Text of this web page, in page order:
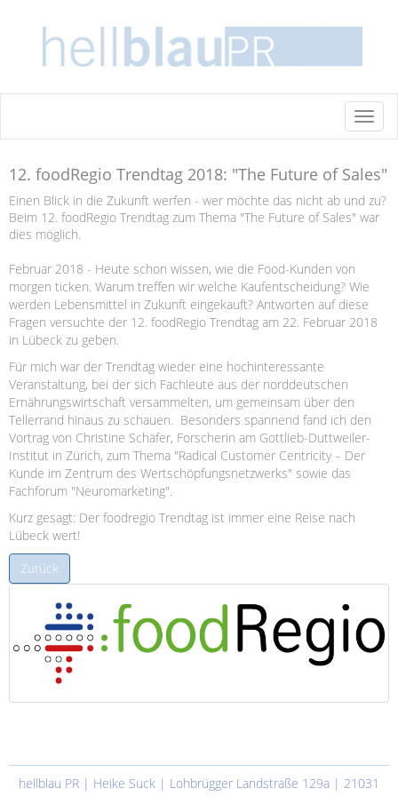
Toggle
12. foodRegio Trendtag 2018: "The Future of Sales"
Einen Blick in die Zukunft werfen - wer möchte das nicht ab und zu?
Beim 12. foodRegio Trendtag zum Thema "The Future of Sales" war
dies möglich.
Februar 2018 - Heute schon wissen, wie die Food-Kunden von
morgen ticken. Warum treffen wir welche Kaufentscheidung? Wie
werden Lebensmittel in Zukunft eingekauft? Antworten auf diese
Fragen versuchte der 12. foodRegio Trendtag am 22. Februar 2018
in Lübeck zu geben.
Für mich war der Trendtag wieder eine hochinteressante
Veranstaltung, bei der sich Fachleute aus der norddeutschen
Ernährungswirtschaft versammelten, um gemeinsam über den
Tellerrand hinaus zu schauen. Besonders spannend fand ich den
Vortrag von Christine Schäfer, Forscherin am Gottlieb-Duttweiler-
Institut in Zürich, zum Thema "Radical Customer Centricity – Der
Kunde im Zentrum des Wertschöpfungsnetzwerks" sowie das
Fachforum "Neuromarketing".
Kurz gesagt: Der foodregio Trendtag ist immer eine Reise nach
Lübeck wert!
Zurück
hellblau PR | Heike Suck | Lohbrügger Landstraße 129a | 21031